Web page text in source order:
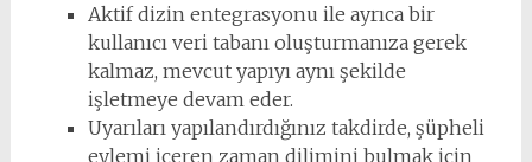
Aktif dizin entegrasyonu ile ayrıca bir
kullanıcı veri tabanı oluşturmanıza gerek
kalmaz, mevcut yapıyı aynı şekilde
işletmeye devam eder.
Uyarıları yapılandırdığınız takdirde, şüpheli
eylemi içeren zaman dilimini bulmak için